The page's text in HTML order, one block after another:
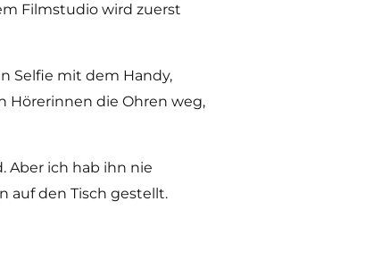
Filmstudio wird zuerst
Selfie mit dem Handy,
Hörerinnen die Ohren weg,
Aber ich hab ihn nie
auf den Tisch gestellt.